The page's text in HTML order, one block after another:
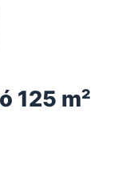
125 m²